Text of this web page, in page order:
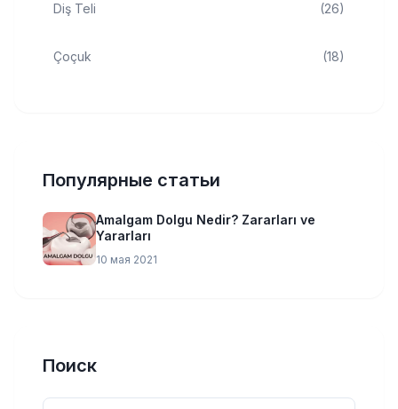
Diş Teli (26)
Çoçuk (18)
Популярные статьи
Amalgam Dolgu Nedir? Zararları ve
Yararları
10 мая 2021
Поиск